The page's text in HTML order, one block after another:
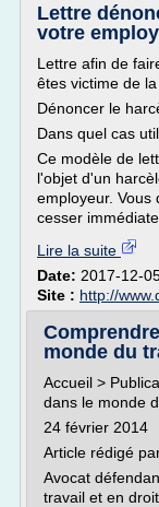
Lettre
votre
Lettre afin de
êtes victime de
Dénoncer le
Dans quel cas
Ce modèle de
l'objet d'un
employeur. Vous
cesser
Lire la suite
Date: 2017-12-
Site : http://
monde du
Accueil >
dans le monde
24 février 2014
Article rédigé
Avocat
travail et en